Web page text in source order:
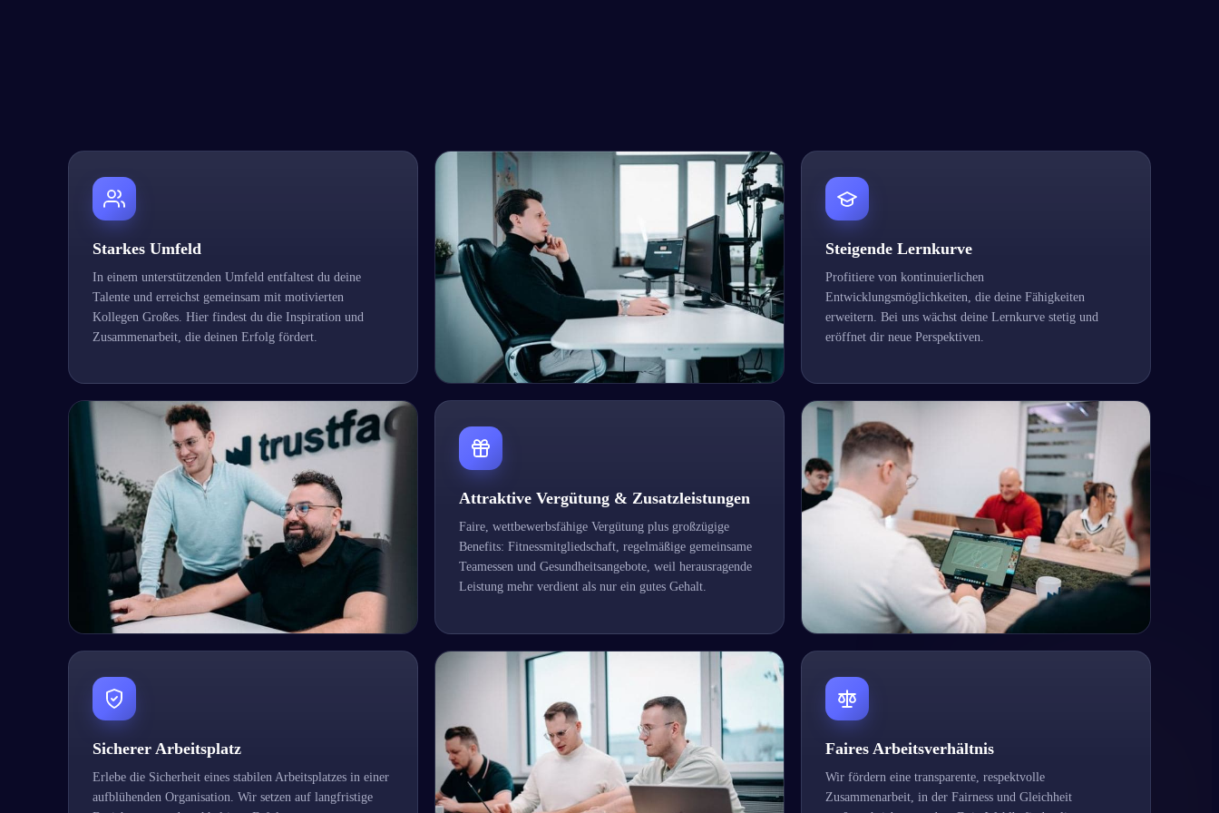
Starkes Umfeld
In einem unterstützenden Umfeld entfaltest du deine
Talente und erreichst gemeinsam mit motivierten
Kollegen Großes. Hier findest du die Inspiration und
Zusammenarbeit, die deinen Erfolg fördert.
Steigende Lernkurve
Profitiere von kontinuierlichen
Entwicklungsmöglichkeiten, die deine Fähigkeiten
erweitern. Bei uns wächst deine Lernkurve stetig und
eröffnet dir neue Perspektiven.
Attraktive Vergütung & Zusatzleistungen
Faire, wettbewerbsfähige Vergütung plus großzügige
Benefits: Fitnessmitgliedschaft, regelmäßige gemeinsame
Teamessen und Gesundheitsangebote, weil herausragende
Leistung mehr verdient als nur ein gutes Gehalt.
Sicherer Arbeitsplatz
Erlebe die Sicherheit eines stabilen Arbeitsplatzes in einer
aufblühenden Organisation. Wir setzen auf langfristige
Faires Arbeitsverhältnis
Wir fördern eine transparente, respektvolle
Zusammenarbeit, in der Fairness und Gleichheit